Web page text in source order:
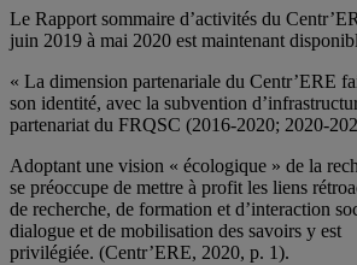
Le Rapport sommaire d’activités du
juin 2019 à mai 2020 est maintenant
« La dimension partenariale du Centr’ERE
son identité, avec la subvention
partenariat du FRQSC (2016-2020; 2020-
Adoptant une vision « écologique » de la
se préoccupe de mettre à profit les liens
de recherche, de formation et d’interaction
dialogue et de mobilisation des savoirs y est
privilégiée. (Centr’ERE, 2020, p. 1).